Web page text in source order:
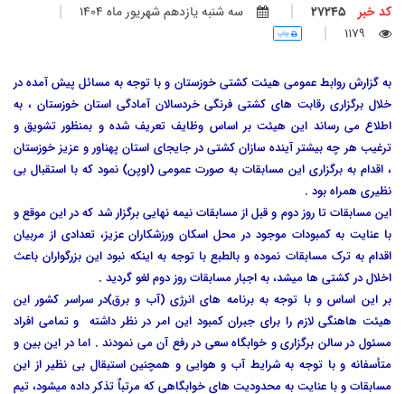
کد خبر
سه شنبه يازدهم شهريور ماه 1404
1179
چاپ
به گزارش روابط عمومی هیئت کشتی خوزستان و با توجه به مسائل پیش آمده در
خلال برگزاری رقابت های کشتی فرنگی خردسالان آمادگی استان خوزستان ، به
اطلاع می رساند این هیئت بر اساس وظایف تعریف شده و بمنظور تشویق و
ترغیب هر چه بیشتر آینده سازان کشتی در جایجای استان پهناور و عزیز خوزستان
، اقدام به برگزاری این مسابقات به صورت عمومی (اوپن) نمود که با استقبال بی
نظیری همراه بود .
این مسابقات تا روز دوم و قبل از مسابقات نیمه نهایی برگزار شد که در این موقع و
با عنایت به کمبودات موجود در محل اسکان ورزشکاران عزیز، تعدادی از مربیان
اقدام به ترک مسابقات نموده و بالطبع با توجه به اینکه نبود این بزرگواران باعث
اخلال در کشتی ها میشد، به اجبار مسابقات روز دوم لغو گردید .
بر این اساس و با توجه به برنامه های انرژی (آب و برق)در سراسر کشور این
هیئت هاهنگی لازم را برای جبران کمبود این امر در نظر داشته و تمامی افراد
مسئول در سالن برگزاری و خوابگاه سعی در رفع آن می نمودند . اما در این بین و
متأسفانه و با توجه به شرایط آب و هوایی و همچنین استبقال بی نظیر از این
مسابقات و با عنایت به محدودیت های خوابگاهی که مرتباٌ تذکر داده میشود، تیم